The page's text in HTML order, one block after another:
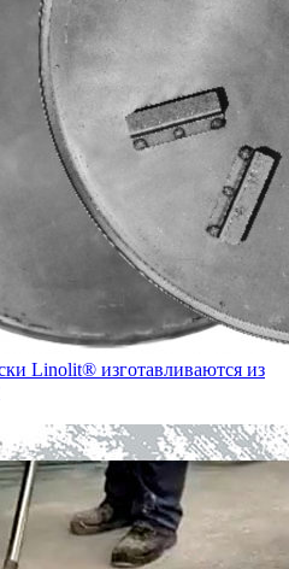
Linolit® изготавливаются из